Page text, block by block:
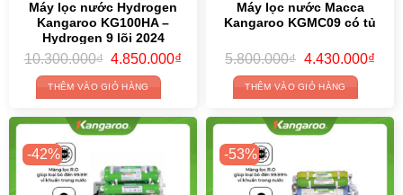
Máy lọc nước Hydrogen
Kangaroo KG100HA –
Hydrogen 9 lõi 2024
10.300.000₫ Giá
là:
10.300.000₫.
4.850.000₫
THÊM VÀO GIỎ HÀNG
Máy lọc nước Macca
Kangaroo KGMC09 có tủ
5.800.000₫ Giá
là:
5.800.000₫.
4.430.000₫Giá
THÊM VÀO GIỎ HÀNG
-42% -53%